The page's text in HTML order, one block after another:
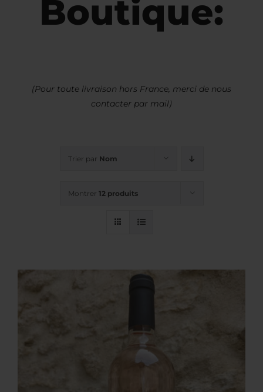
Boutique:
(Pour toute livraison hors France, merci de nous
contacter par mail)
Trier par Nom
Montrer 12 produits